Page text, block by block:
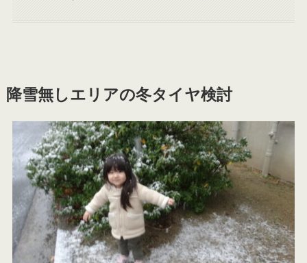
降雪無しエリアの冬タイヤ検討